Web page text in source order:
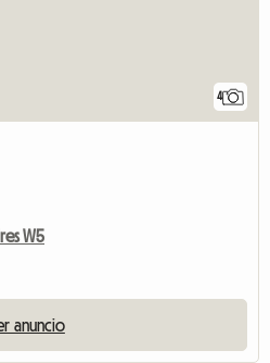
4
W5
anuncio